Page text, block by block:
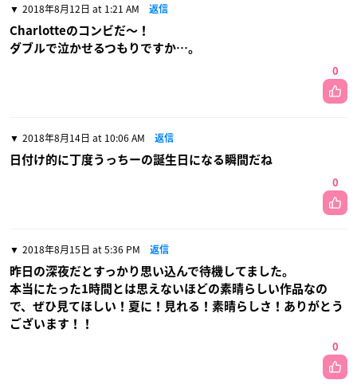
2018年8月12日 at 1:21 AM 返信
Charlotteのコンビだ〜！
ダブルで泣かせるつもりですか…。
0
2018年8月14日 at 10:06 AM 返信
日付け的に丁度うっちーの誕生日になる瞬間だね
0
2018年8月15日 at 5:36 PM 返信
昨日の深夜だとすっかり思い込んで待機してました。
本当にたった1時間とは思えないほどの素晴らしい作品なの
で、ぜひ見てほしい！夏に！見れる！素晴らしさ！ありがとう
ございます！！
0